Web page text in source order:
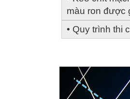
màu ron được
• Quy trình thi